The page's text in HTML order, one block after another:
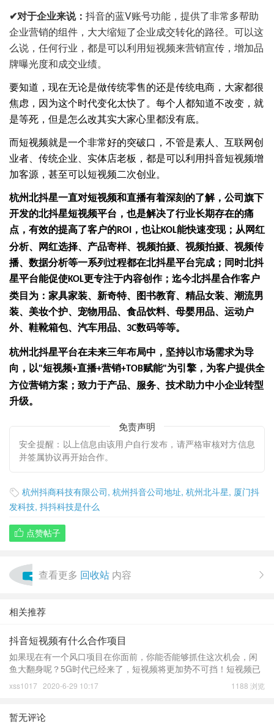
✔对于企业来说： 抖音的蓝V账号功能，提供了非常多帮助
企业营销的组件，大大缩短了企业成交转化的路径。可以这
么说，任何行业，都是可以利用短视频来营销宣传，增加品
牌曝光度和成交业绩。
要知道，现在无论是做传统零售的还是传统电商，大家都很
焦虑，因为这个时代变化太快了。每个人都知道不改变，就
是等死，但是怎么改其实大家心里都没有底。
而短视频就是一个非常好的突破口，不管是素人、互联网创
业者、传统企业、实体店老板，都是可以利用抖音短视频增
加客源，甚至可以短视频二次创业。
杭州北抖星一直对短视频和直播有着深刻的了解，公司旗下
开发的北抖星短视频平台，也是解决了行业长期存在的痛
点，有效的提高了客户的ROI ，也让KOL能快速变现；从网红
分析、网红选择、产品寄样、视频拍摄、视频拍摄、视频传
播、数据分析等一系列过程都在北抖星平台完成；同时北抖
星平台能促使KOL更专注于内容创作；迄今北抖星合作客户
类目为：家具家装、新奇特、图书教育、精品女装、潮流男
装、美妆个护、宠物用品、食品饮料、母婴用品、运动户
外、鞋靴箱包、汽车用品、
3C数码等等。
杭州北抖星平台在未来三年布局中，坚持以市场需求为导
向，以"短视频+直播+营销+TOB赋能"为引擎，为客户提供全
方位营销方案；致力于产品、服务、技术助力中小企业转型
升级。
免责声明
安全提醒：以上信息由该用户自行发布，请严格审核对方信息
并签属协议再开始合作。
 杭州抖商科技有限公司, 杭州抖音公司地址, 杭州北斗星, 厦门抖
发科技, 抖抖科技是什么
 点赞帖子
查看更多 回收站 内容 
相关推荐
抖音短视频有什么合作项目
如果现在有一个风口项目在你面前，你能否能够抓住这次机会，闲
鱼大翻身呢？5G时代已经来了，短视频将更加势不可挡！短视频已
经开始进入商业变现阶段，同时也是专业化运营阶段，如果你还想
xss1017 2020-6-29 10:17 1188 浏览
暂无评论